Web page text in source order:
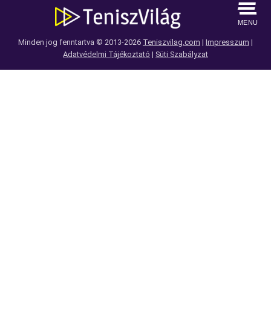
MENU
Minden jog fenntartva © 2013-2026 Teniszvilag.com | Impresszum |
Adatvédelmi Tájékoztató | Süti Szabályzat